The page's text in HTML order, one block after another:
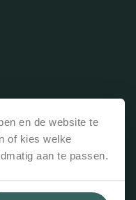
en de website te
of kies welke
aan te passen.